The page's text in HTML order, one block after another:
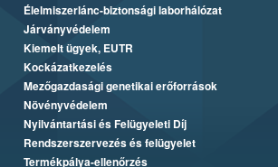
Élelmiszerlánc-biztonsági laborhálózat
Járványvédelem
Kiemelt ügyek, EUTR
Kockázatkezelés
Mezőgazdasági genetikai erőforrások
Növényvédelem
Nyilvántartási és Felügyeleti Díj
Rendszerszervezés és felügyelet
Termékpálya-ellenőrzés